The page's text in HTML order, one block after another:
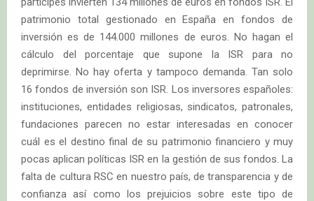
patrimonio total gestionado en España en fondos de
inversión es de 144.000 millones de euros. No hagan el
cálculo del porcentaje que supone la ISR para no
deprimirse. No hay oferta y tampoco demanda. Tan solo
16 fondos de inversión son ISR. Los inversores españoles:
instituciones, entidades religiosas, sindicatos, patronales,
fundaciones parecen no estar interesadas en conocer
cuál es el destino final de su patrimonio financiero y muy
pocas aplican políticas ISR en la gestión de sus fondos. La
falta de cultura RSC en nuestro país, de transparencia y de
confianza así como los prejuicios sobre este tipo de